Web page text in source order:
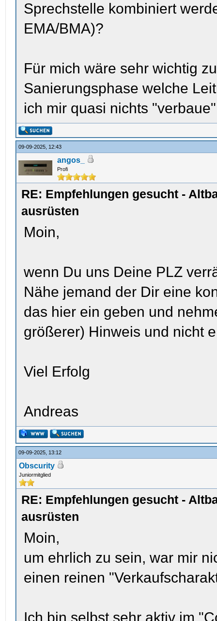
Sprechstelle kombiniert
EMA/BMA)?
Für mich wäre sehr wichtig
Sanierungsphase welche
ich mir quasi nichts
09-09-2025, 12:43
angos_
Profi
RE: Empfehlungen gesucht -
ausrüsten
Moin,
wenn Du uns Deine PLZ
Nähe jemand der Dir eine
das hier ein geben und
größerer) Hinweis und nicht
Viel Erfolg
Andreas
09-09-2025, 13:12
Obscurity
Juniormitglied
RE: Empfehlungen gesucht -
ausrüsten
Moin,
um ehrlich zu sein, war mir
einen reinen
Ich bin selbst sehr aktiv im